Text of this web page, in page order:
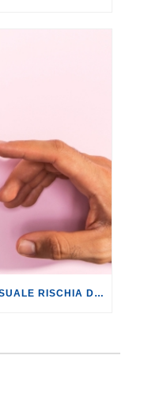
SCUOLA: L’EDUCAZIONE SESSUALE RISCHIA DI ESSERE TRASFORMATA IN PREVENZIONE ALL’INFERTILITÀ.